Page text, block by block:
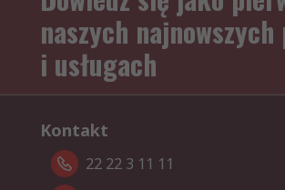
naszych
i usługach
Kontakt
22 22 3 11 11